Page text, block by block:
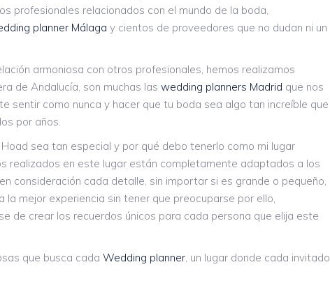
profesionales relacionados con el mundo de la boda,
planner Málaga y cientos de proveedores que no dudan ni un
armoniosa con otros profesionales, hemos realizamos
de Andalucía, son muchas las wedding planners Madrid que nos
sentir como nunca y hacer que tu boda sea algo tan increíble que
por años.
sea tan especial y por qué debo tenerlo como mi lugar
realizados en este lugar están completamente adaptados a los
consideración cada detalle, sin importar si es grande o pequeño,
mejor experiencia sin tener que preocuparse por ello,
de crear los recuerdos únicos para cada persona que elija este
que busca cada Wedding planner, un lugar donde cada invitado